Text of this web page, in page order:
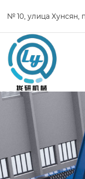
№ 10, улица Хунсян,